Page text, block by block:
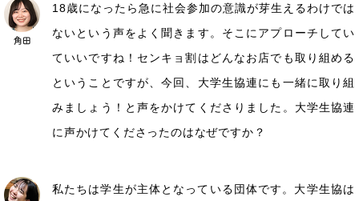
18歳になったら急に社会参加の意識が芽生えるわけでは
ないという声をよく聞きます。そこにアプローチしてい
ていいですね！センキョ割はどんなお店でも取り組める
ということですが、今回、大学生協連にも一緒に取り組
みましょう！と声をかけてくださりました。大学生協連
に声かけてくださったのはなぜですか？
私たちは学生が主体となっている団体です。大学生協は